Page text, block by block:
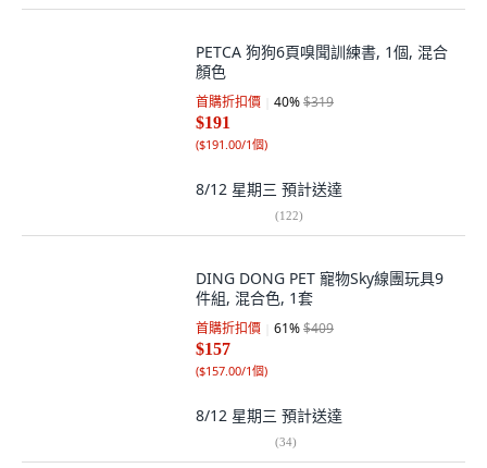
PETCA 狗狗6頁嗅聞訓練書, 1個, 混合
顏色
首購折扣價 40%$319
$191
($191.00/1個)
8/12 星期三 預計送達
(122)
DING DONG PET 寵物Sky線團玩具9
件組, 混合色, 1套
首購折扣價 61%$409
$157
($157.00/1個)
8/12 星期三 預計送達
(34)